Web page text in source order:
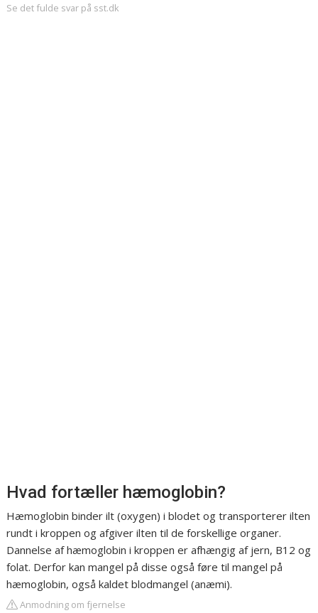
Se det fulde svar på sst.dk
Hvad fortæller hæmoglobin?
Hæmoglobin binder ilt (oxygen) i blodet og transporterer ilten
rundt i kroppen og afgiver ilten til de forskellige organer.
Dannelse af hæmoglobin i kroppen er afhængig af jern, B12 og
folat. Derfor kan mangel på disse også føre til mangel på
hæmoglobin, også kaldet blodmangel (anæmi).
Anmodning om fjernelse